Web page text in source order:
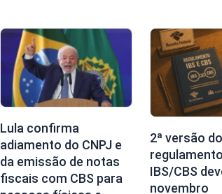
Lula confirma
adiamento do CNPJ e
da emissão de notas
fiscais com CBS para
2ª versão
IBS/CBS
novembro